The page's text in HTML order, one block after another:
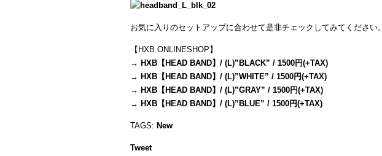
お気に入りのセットアップに合わせて是非チェックしてみてください。
【HXB ONLINESHOP】
→ HXB【HEAD BAND】/ (L)”BLACK” / 1500円(+TAX)
→ HXB【HEAD BAND】/ (L)”WHITE” / 1500円(+TAX)
→ HXB【HEAD BAND】/ (L)”GRAY” / 1500円(+TAX)
→ HXB【HEAD BAND】/ (L)”BLUE” / 1500円(+TAX)
TAGS: New
Tweet